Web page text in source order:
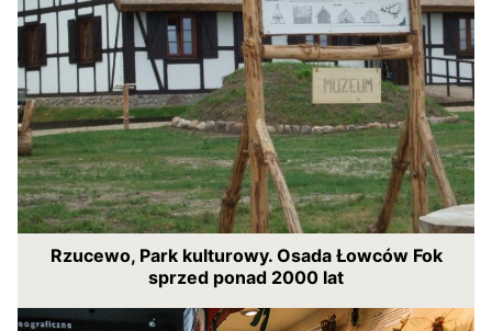
Rzucewo, Park kulturowy. Osada Łowców Fok
sprzed ponad 2000 lat